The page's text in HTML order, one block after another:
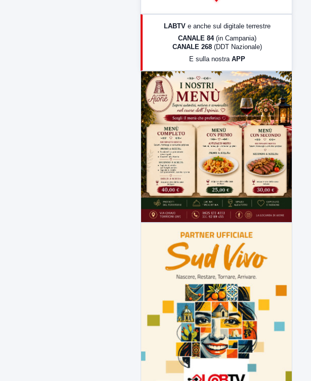
LabNews (Diretta)
23:00 LabNews (replica)
LABTV e anche sul digitale terrestre
CANALE 84 (in Campania)
CANALE 268 (DDT Nazionale)
E sulla nostra APP